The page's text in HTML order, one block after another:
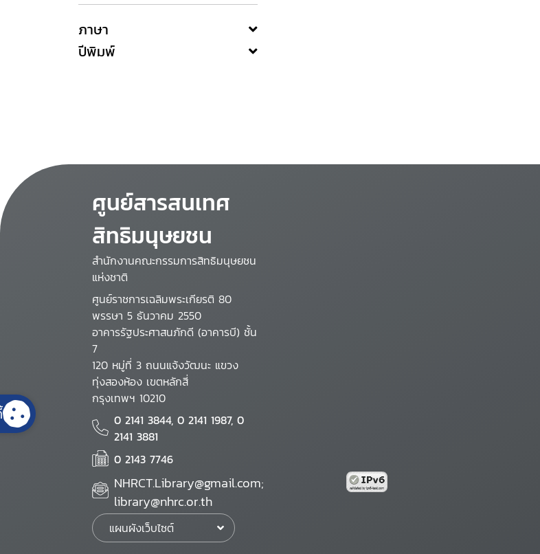
ภาษา
ปีพิมพ์
ศูนย์สารสนเทศ
สิทธิมนุษยชน
สำนักงานคณะกรรมการสิทธิมนุษยชน
แห่งชาติ
ศูนย์ราชการเฉลิมพระเกียรติ 80
พรรษา 5 ธันวาคม 2550
อาคารรัฐประศาสนภักดี (อาคารบี) ชั้น
7
120 หมู่ที่ 3 ถนนแจ้งวัฒนะ แขวง
ทุ่งสองห้อง เขตหลักสี่
กรุงเทพฯ 10210
0 2141 3844, 0 2141 1987, 0
2141 3881
0 2143 7746
NHRCT.Library@gmail.com;
library@nhrc.or.th
แผนผังเว็บไซต์